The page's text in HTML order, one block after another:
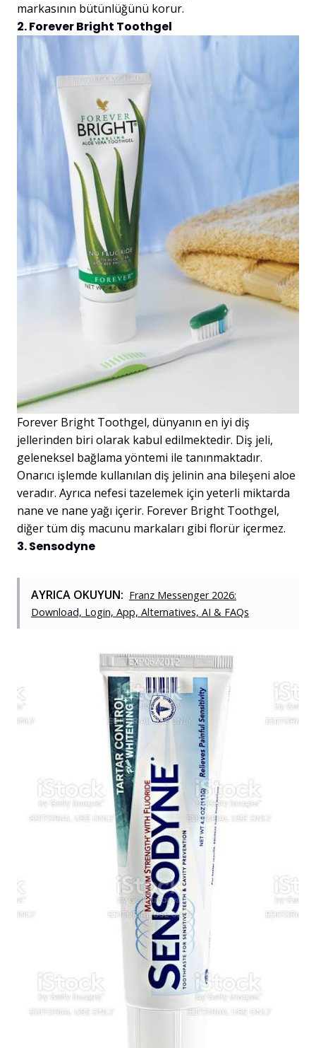
markasının bütünlüğünü korur.
2. Forever Bright Toothgel
Forever Bright Toothgel, dünyanın en iyi diş
jellerinden biri olarak kabul edilmektedir. Diş jeli,
geleneksel bağlama yöntemi ile tanınmaktadır.
Onarıcı işlemde kullanılan diş jelinin ana bileşeni aloe
veradır. Ayrıca nefesi tazelemek için yeterli miktarda
nane ve nane yağı içerir. Forever Bright Toothgel,
diğer tüm diş macunu markaları gibi florür içermez.
3. Sensodyne
AYRICA OKUYUN: Franz Messenger 2026:
Download, Login, App, Alternatives, AI & FAQs